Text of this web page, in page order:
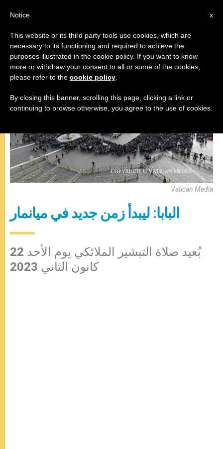
البابا فرنسيس
Vatican Media
البابا: ليبدأ زمن جديد في ميانمار
بُعيد صلاة التبشير الملائكي يوم الأحد 22
كانون الثاني 2023
x
Notice
This website or its third party tools use cookies, which are
necessary to its functioning and required to achieve the
purposes illustrated in the cookie policy. If you want to know
more or withdraw your consent to all or some of the cookies,
please refer to the cookie policy
By closing this banner, scrolling this page, clicking a link or
continuing to browse otherwise, you agree to the use of cookies.